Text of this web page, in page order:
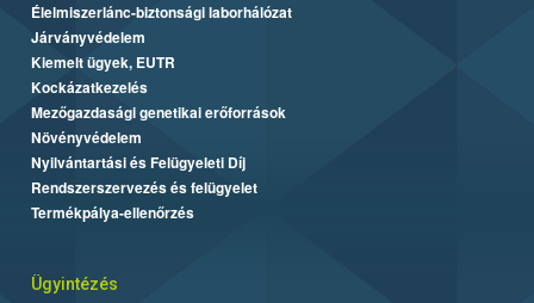
Élelmiszerlánc-biztonsági laborhálózat
Járványvédelem
Kiemelt ügyek, EUTR
Kockázatkezelés
Mezőgazdasági genetikai erőforrások
Növényvédelem
Nyilvántartási és Felügyeleti Díj
Rendszerszervezés és felügyelet
Termékpálya-ellenőrzés
Ügyintézés